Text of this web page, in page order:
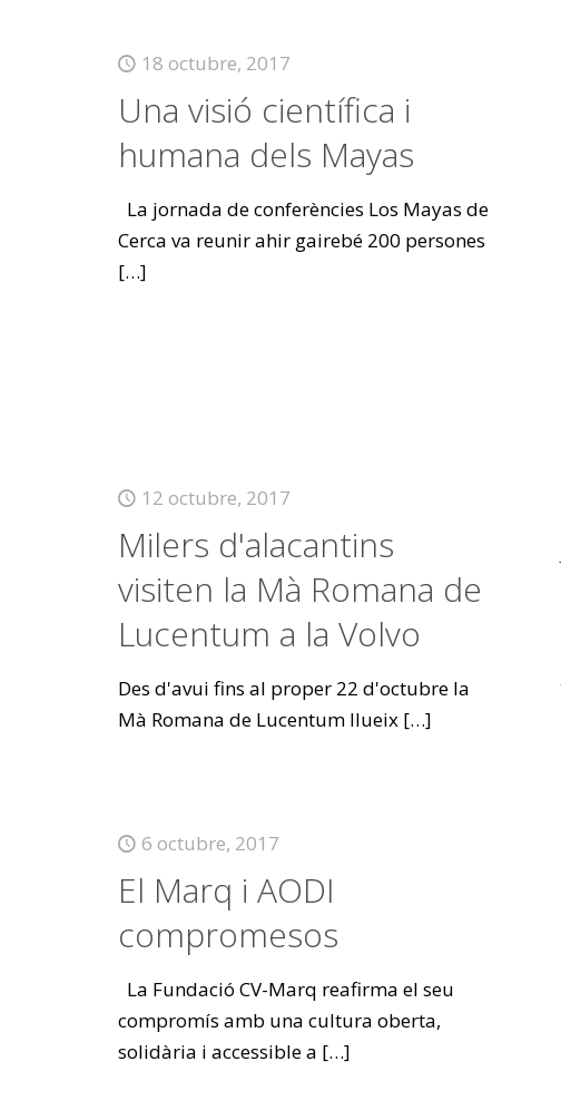
18 octubre, 2017
Una visió científica i
humana dels Mayas
La jornada de conferències Los Mayas de
Cerca va reunir ahir gairebé 200 persones
[…]
12 octubre, 2017
Milers d'alacantins
visiten la Mà Romana de
Lucentum a la Volvo
Des d'avui fins al proper 22 d'octubre la
Mà Romana de Lucentum llueix[…]
6 octubre, 2017
El Marq i AODI
compromesos
La Fundació CV-Marq reafirma el seu
compromís amb una cultura oberta,
solidària i accessible a […]